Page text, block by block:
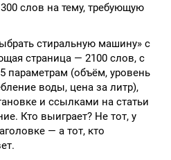
слов на тему, требующую
стиральную машину» с
страница — 2100 слов, с
параметрам (объём, уровень
воды, цена за литр),
и ссылками на статьи
Кто выиграет? Не тот, у
— а тот, кто